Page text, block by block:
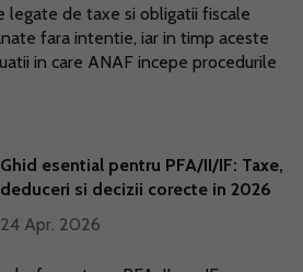
legate de taxe si obligatii fiscale
fara intentie, iar in timp aceste
in care ANAF incepe procedurile
Ghid esential pentru PFA/II/IF: Taxe,
deduceri si decizii corecte in 2026
24 Apr. 2026